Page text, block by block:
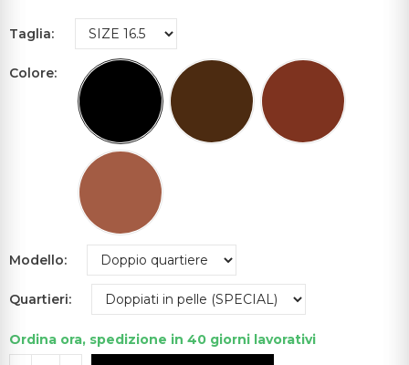
Taglia
Colore
Modello
Quartieri
Ordina ora, spedizione in 40 giorni lavorativi